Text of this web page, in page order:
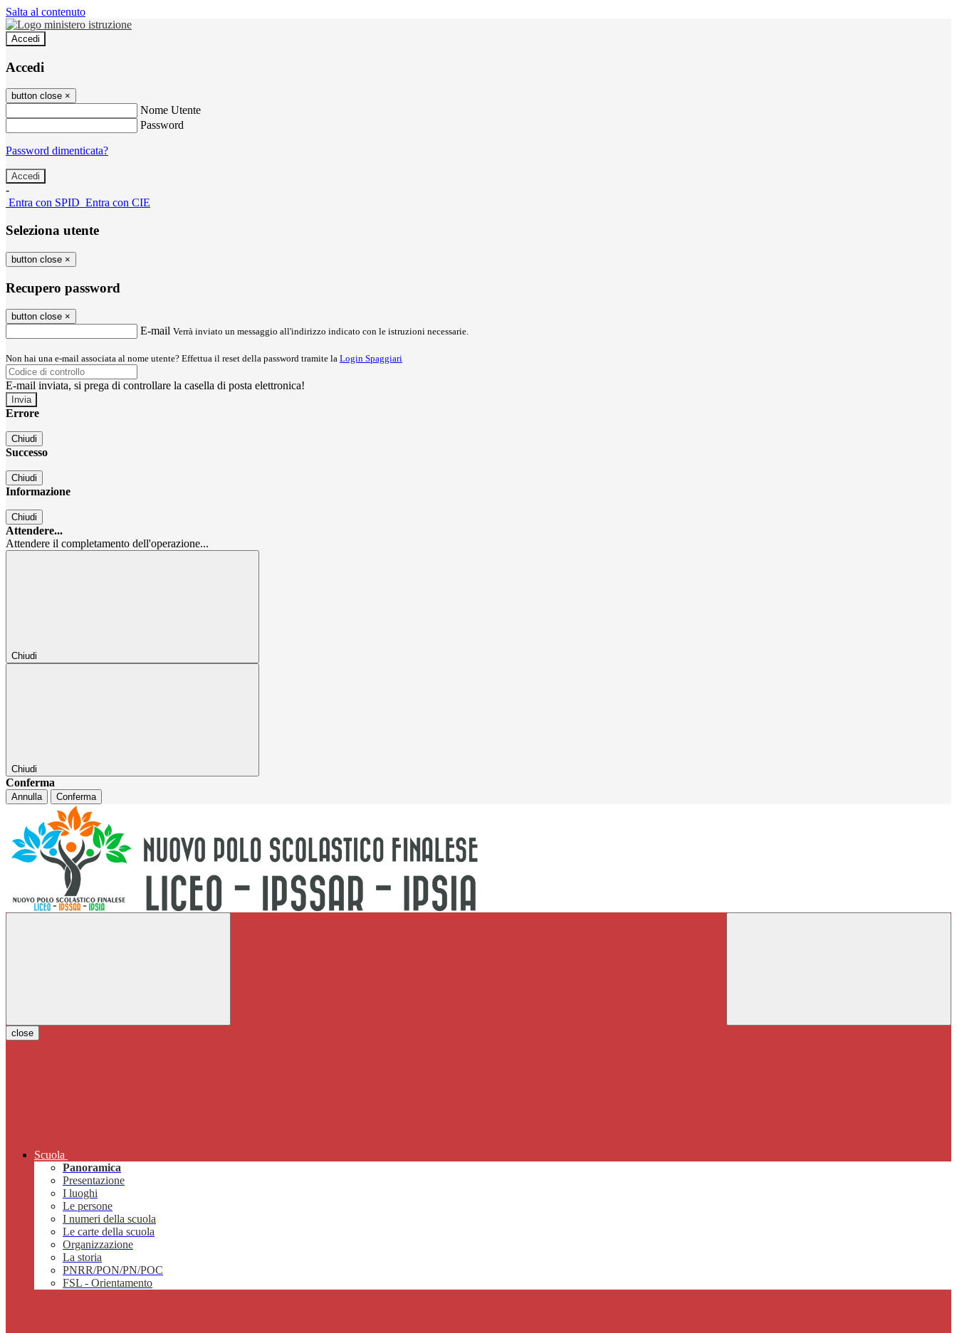
Salta al contenuto
Accedi
Accedi
button close ×
Nome Utente
Password
Password dimenticata?
-
Entra con SPID Entra con CIE
Seleziona utente
button close ×
Recupero password
button close ×
E-mail Verrà inviato un messaggio all'indirizzo indicato con le istruzioni necessarie.
Non hai una e-mail associata al nome utente? Effettua il reset della password tramite la Login Spaggiari
E-mail inviata, si prega di controllare la casella di posta elettronica!
Errore
Chiudi
Successo
Chiudi
Informazione
Chiudi
Attendere...
Attendere il completamento dell'operazione...
Chiudi
Chiudi
Conferma
Annulla Conferma
close
Scuola
Panoramica
Presentazione
I luoghi
Le persone
I numeri della scuola
Le carte della scuola
Organizzazione
La storia
PNRR/PON/PN/POC
FSL - Orientamento